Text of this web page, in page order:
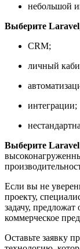
небольшой
Выберите Laravel
CRM;
личный
интеграции;
Выберите
Если вы не
проекту,
задачу,
коммерческое
Оставьте заявку